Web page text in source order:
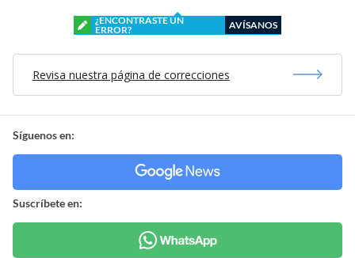
¿ENCONTRASTE UN
ERROR?
AVÍSANOS
Revisa nuestra página de correcciones
Síguenos en:
Suscríbete en: